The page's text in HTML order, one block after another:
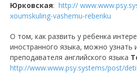
Юрковская: http://
xoumskuling-vashemu-rebenku
О том, как развить у ребенка
иностранного языка, можно узнать
преподавателя английского языка
http://www.www.psy.systems/post/